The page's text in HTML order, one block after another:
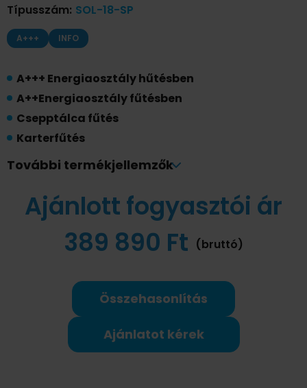
Típusszám: SOL-18-SP
A+++ INFO
A+++ Energiaosztály hűtésben
A++Energiaosztály fűtésben
Csepptálca fűtés
Karterfűtés
1W készenléti üzemmód
Gearshift teljesítményszabályozás
8 ℃-os temperáló fűtés
WIFI vezérlés
AI EcoMaster
További termékjellemzők
Ajánlott fogyasztói ár
389 890 Ft (bruttó)
Összehasonlítás
Ajánlatot kérek